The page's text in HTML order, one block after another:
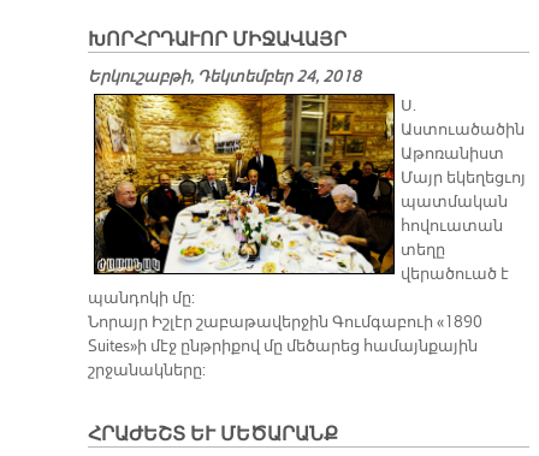
ԽՈՐՀՐԴԱՒՈՐ ՄԻՋԱՎԱՅՐ
Երկուշաբթի, Դեկտեմբեր 24, 2018
Ս.
Աստուածածին
Աթոռանիստ
Մայր եկեղեցւոյ
պատմական
հովուատան
տեղը
վերածուած է
պանդոկի մը:
Նորայր Իշլէր շաբաթավերջին Գումգաբուի «1890
Suites»ի մէջ ընթրիքով մը մեծարեց համայնքային
շրջանակները:
ՀՐԱԺԵՇՏ ԵՒ ՄԵԾԱՐԱՆՔ